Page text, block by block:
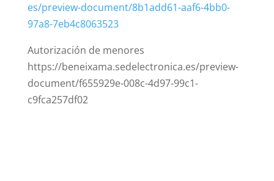
es/preview-document/8b1add61-aaf6-4bb0-
97a8-7eb4c8063523
Autorización de menores
https://beneixama.sedelectronica.es/preview-
document/f655929e-008c-4d97-99c1-
c9fca257df02